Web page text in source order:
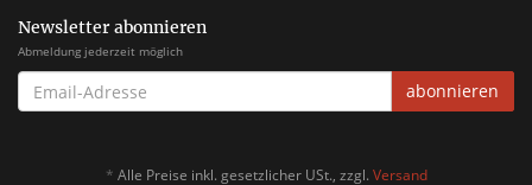
Newsletter abonnieren
Abmeldung jederzeit möglich
EMAIL-
ADRESSE
abonnieren
* Alle Preise inkl. gesetzlicher USt., zzgl. Versand